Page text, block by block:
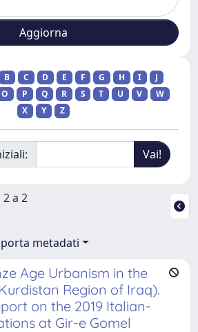
B C D E F G H I
J
O P Q R S T U V
W
X
Y Z
a 2
metadati
Age Urbanism in the
Region of Iraq).
on the 2019 Italian-
at Gir-e Gomel